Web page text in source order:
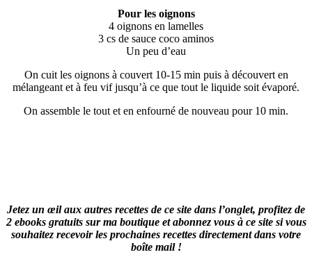
Pour les oignons
4 oignons en lamelles
3 cs de sauce coco aminos
Un peu d’eau
On cuit les oignons à couvert 10-15 min puis à découvert en
mélangeant et à feu vif jusqu’à ce que tout le liquide soit évaporé.
On assemble le tout et en enfourné de nouveau pour 10 min.
Jetez un œil aux autres recettes de ce site dans l’onglet, profitez de
2 ebooks gratuits sur ma boutique et abonnez vous à ce site si vous
souhaitez recevoir les prochaines recettes directement dans votre
boîte mail !